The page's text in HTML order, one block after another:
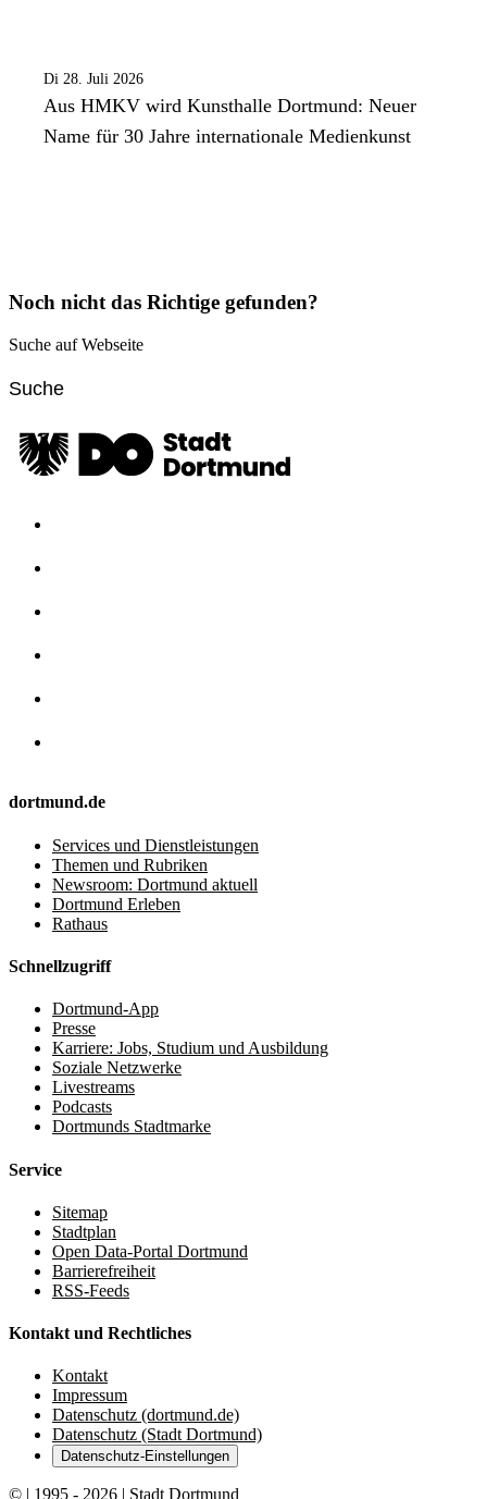
Di 28. Juli 2026
Aus HMKV wird Kunsthalle Dortmund: Neuer
Name für 30 Jahre internationale Medienkunst
Noch nicht das Richtige gefunden?
Suche auf Webseite
dortmund.de
Services und Dienstleistungen
Themen und Rubriken
Newsroom: Dortmund aktuell
Dortmund Erleben
Rathaus
Schnellzugriff
Dortmund-App
Presse
Karriere: Jobs, Studium und Ausbildung
Soziale Netzwerke
Livestreams
Podcasts
Dortmunds Stadtmarke
Service
Sitemap
Stadtplan
Open Data-Portal Dortmund
Barrierefreiheit
RSS-Feeds
Kontakt und Rechtliches
Kontakt
Impressum
Datenschutz (dortmund.de)
Datenschutz (Stadt Dortmund)
Datenschutz-Einstellungen
© | 1995 - 2026 | Stadt Dortmund